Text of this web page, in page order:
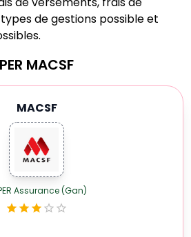
de gestions possible et
PER MACSF
MACSF
Assurance (Gan)